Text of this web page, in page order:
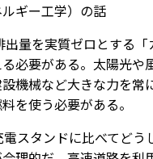
ギー工学）の話
量を実質ゼロとする
必要がある。太陽光
機械など大きな力を
を使う必要がある。
スタンドに比べてど